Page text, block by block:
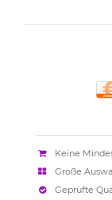
Keine
Große
Geprüfte